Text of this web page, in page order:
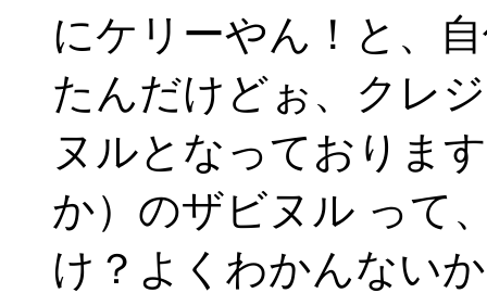
にケリーやん！と、
たんだけどぉ、クレ
ヌルとなっておりま
か）のザビヌル って
け？よくわかんない